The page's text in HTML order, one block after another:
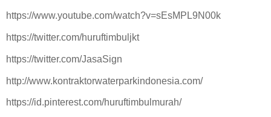
https://www.youtube.com/watch?v=sEsMPL9N00k
https://twitter.com/huruftimbuljkt
https://twitter.com/JasaSign
http://www.kontraktorwaterparkindonesia.com/
https://id.pinterest.com/huruftimbulmurah/